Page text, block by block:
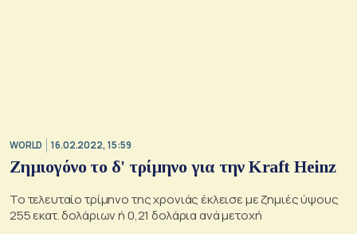
WORLD 16.02.2022, 15:59
Ζημιογόνο το δ' τρίμηνο για την Kraft Heinz
Το τελευταίο τρίμηνο της χρονιάς έκλεισε με ζημιές ύψους
255 εκατ. δολάριων ή 0,21 δολάρια ανά μετοχή